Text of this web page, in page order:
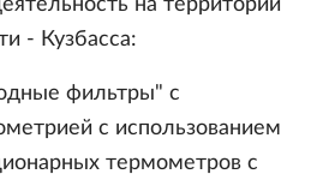
на территории
- Кузбасса:
фильтры" с
с использованием
термометров с